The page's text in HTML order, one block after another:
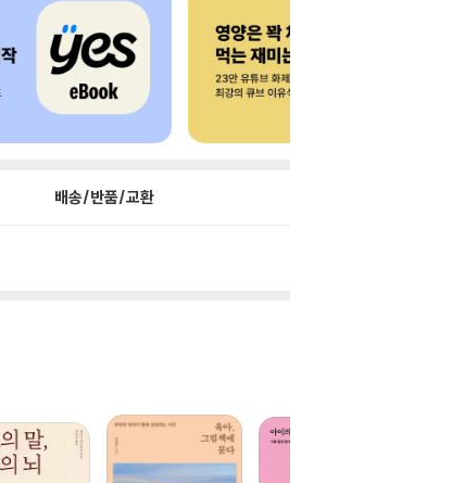
배송/반품/교환